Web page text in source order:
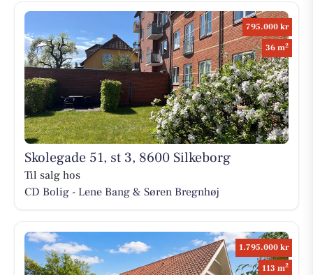
795.000 kr
36 m2
Skolegade 51, st 3, 8600 Silkeborg
Til salg hos
CD Bolig - Lene Bang & Søren Bregnhøj
1.795.000 kr
113 m2